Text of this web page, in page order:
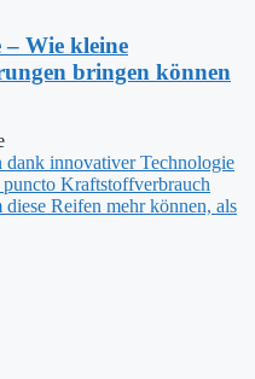
Wie kleine
bringen können